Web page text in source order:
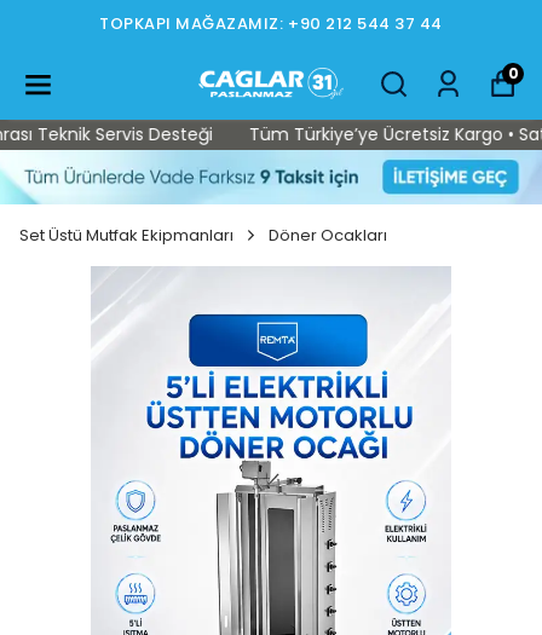
TOPKAPI MAĞAZAMIZ: +90 212 544 37 44
0
Teknik Servis Desteği Tüm Türkiye’ye Ücretsiz Kargo •
Set Üstü Mutfak Ekipmanları Döner Ocakları